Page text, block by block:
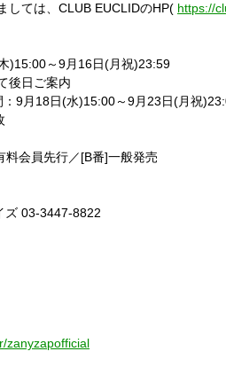
しては、CLUB EUCLIDのHP( https://
)15:00～9月16日(月祝)23:59
後日ご案内
：9月18日(水)15:00～9月23日(月祝
会員先行／[B番]一般発売
ズ 03-3447-8822
zanyzapofficial